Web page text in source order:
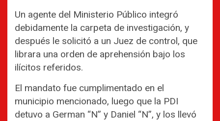
Un agente del Ministerio Público integró
debidamente la carpeta de investigación, y
después le solicitó a un Juez de control, que
librara una orden de aprehensión bajo los
ilícitos referidos.
El mandato fue cumplimentado en el
municipio mencionado, luego que la PDI
detuvo a German “N” y Daniel “N”, y los llevó